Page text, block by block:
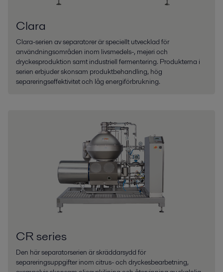
Clara
Clara-serien av separatorer är speciellt utvecklad för
användningsområden inom livsmedels-, mejeri och
dryckesproduktion samt industriell fermentering. Produkterna i
serien erbjuder skonsam produktbehandling, hög
separeringseffektivitet och låg energiförbrukning.
CR series
Den här separatorserien är skräddarsydd för
separeringsuppgifter inom citrus- och dryckesbearbetning,